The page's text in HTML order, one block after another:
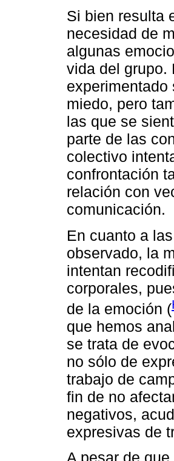
Si bien resulta
necesidad de
algunas
vida del grupo.
experimentado
miedo, pero
las que se
parte de las
colectivo
confrontación
relación con
comunicación.
En cuanto a
observado, la
intentan
corporales,
de la emoción (
que hemos
se trata de
no sólo de
trabajo de
fin de no
negativos,
expresivas de
A pesar de